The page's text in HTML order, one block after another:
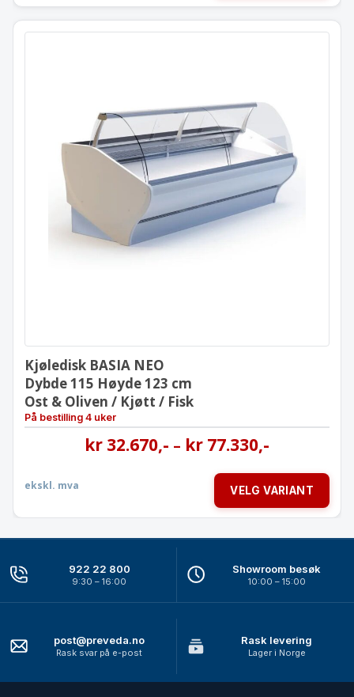
Kjøledisk BASIA NEO
Dybde 115 Høyde 123 cm
Ost & Oliven / Kjøtt / Fisk
Kjøledisk BASIA NEO
Dybde 115 Høyde 123 cm
Ost & Oliven / Kjøtt / Fisk
På bestilling 4 uker
kr 32.670,- – kr 77.330,-
ekskl. mva VELG VARIANT
922 22 800
9:30 – 16:00
Showroom besøk
10:00 – 15:00
post@preveda.no
Rask svar på e-post
Rask levering
Lager i Norge